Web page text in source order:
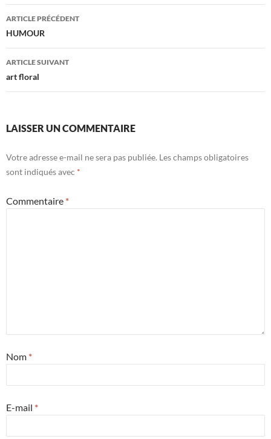
Navigation
des
articles
ARTICLE PRÉCÉDENT
HUMOUR
ARTICLE SUIVANT
art floral
LAISSER UN COMMENTAIRE
Votre adresse e-mail ne sera pas publiée. Les champs obligatoires
sont indiqués avec *
Commentaire *
Nom *
E-mail *